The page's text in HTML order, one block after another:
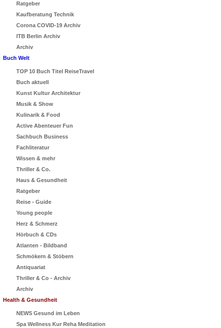
Ratgeber
Kaufberatung Technik
Corona COVID-19 Archiv
ITB Berlin Archiv
Archiv
Buch Welt
TOP 10 Buch Titel ReiseTravel
Buch aktuell
Kunst Kultur Architektur
Musik & Show
Kulinarik & Food
Active Abenteuer Fun
Sachbuch Business
Fachliteratur
Wissen & mehr
Thriller & Co.
Haus & Gesundheit
Ratgeber
Reise - Guide
Young people
Herz & Schmerz
Hörbuch & CDs
Atlanten - Bildband
Schmökern & Stöbern
Antiquariat
Thriller & Co - Archiv
Archiv
Health & Gesundheit
NEWS Gesund im Leben
Spa Wellness Kur Reha Meditation